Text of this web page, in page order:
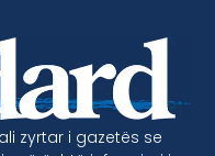
zyrtar i gazetës se